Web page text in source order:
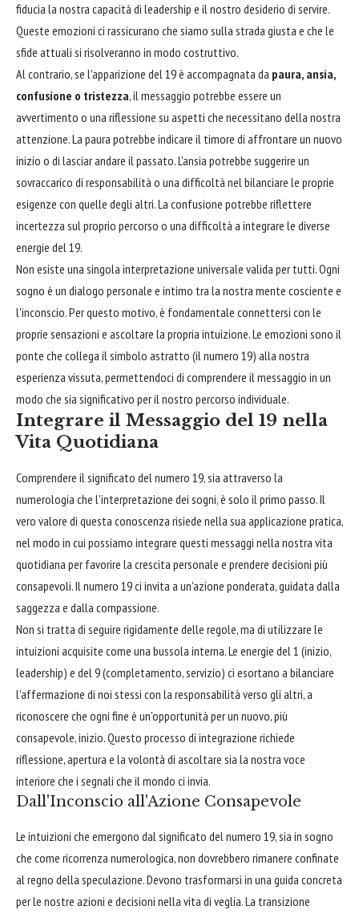
fiducia la nostra capacità di leadership e il nostro desiderio di servire.
Queste emozioni ci rassicurano che siamo sulla strada giusta e che le
sfide attuali si risolveranno in modo costruttivo.
Al contrario, se l'apparizione del 19 è accompagnata da paura, ansia,
confusione o tristezza, il messaggio potrebbe essere un
avvertimento o una riflessione su aspetti che necessitano della nostra
attenzione. La paura potrebbe indicare il timore di affrontare un nuovo
inizio o di lasciar andare il passato. L'ansia potrebbe suggerire un
sovraccarico di responsabilità o una difficoltà nel bilanciare le proprie
esigenze con quelle degli altri. La confusione potrebbe riflettere
incertezza sul proprio percorso o una difficoltà a integrare le diverse
energie del 19.
Non esiste una singola interpretazione universale valida per tutti. Ogni
sogno è un dialogo personale e intimo tra la nostra mente cosciente e
l'inconscio. Per questo motivo, è fondamentale connettersi con le
proprie sensazioni e ascoltare la propria intuizione. Le emozioni sono il
ponte che collega il simbolo astratto (il numero 19) alla nostra
esperienza vissuta, permettendoci di comprendere il messaggio in un
modo che sia significativo per il nostro percorso individuale.
Integrare il Messaggio del 19 nella
Vita Quotidiana
Comprendere il significato del numero 19, sia attraverso la
numerologia che l'interpretazione dei sogni, è solo il primo passo. Il
vero valore di questa conoscenza risiede nella sua applicazione pratica,
nel modo in cui possiamo integrare questi messaggi nella nostra vita
quotidiana per favorire la crescita personale e prendere decisioni più
consapevoli. Il numero 19 ci invita a un'azione ponderata, guidata dalla
saggezza e dalla compassione.
Non si tratta di seguire rigidamente delle regole, ma di utilizzare le
intuizioni acquisite come una bussola interna. Le energie del 1 (inizio,
leadership) e del 9 (completamento, servizio) ci esortano a bilanciare
l'affermazione di noi stessi con la responsabilità verso gli altri, a
riconoscere che ogni fine è un'opportunità per un nuovo, più
consapevole, inizio. Questo processo di integrazione richiede
riflessione, apertura e la volontà di ascoltare sia la nostra voce
interiore che i segnali che il mondo ci invia.
Dall'Inconscio all'Azione Consapevole
Le intuizioni che emergono dal significato del numero 19, sia in sogno
che come ricorrenza numerologica, non dovrebbero rimanere confinate
al regno della speculazione. Devono trasformarsi in una guida concreta
per le nostre azioni e decisioni nella vita di veglia. La transizione